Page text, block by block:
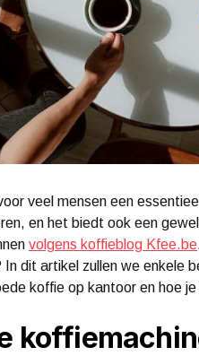
veel mensen een
en het biedt ook een
volgens koffieblog Kfee.be
dit artikel zullen we enkele
koffie op kantoor en hoe